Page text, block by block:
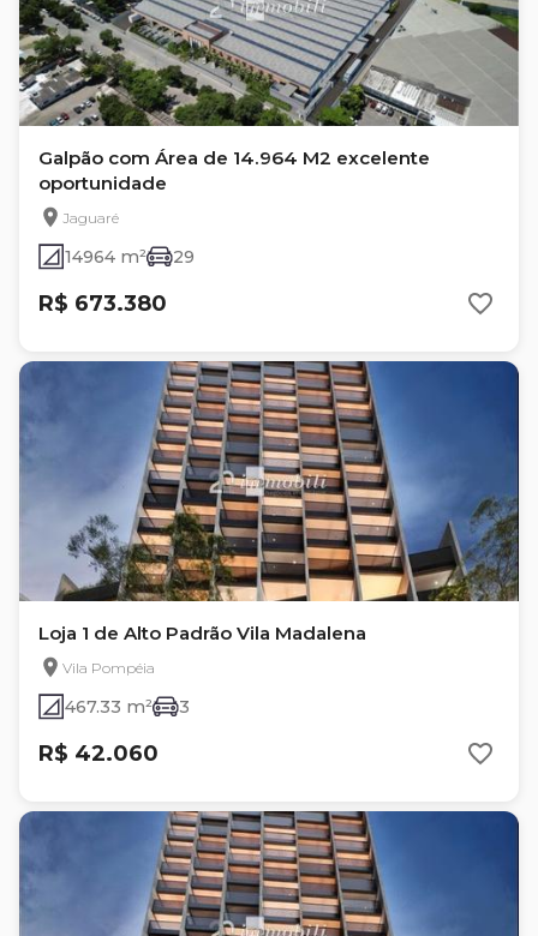
Galpão com Área de 14.964 M2 excelente
oportunidade
Jaguaré
14964 m² 29
R$ 673.380
Loja 1 de Alto Padrão Vila Madalena
Vila Pompéia
467.33 m² 3
R$ 42.060